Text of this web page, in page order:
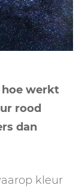
hoe werkt
rood
dan
kleur